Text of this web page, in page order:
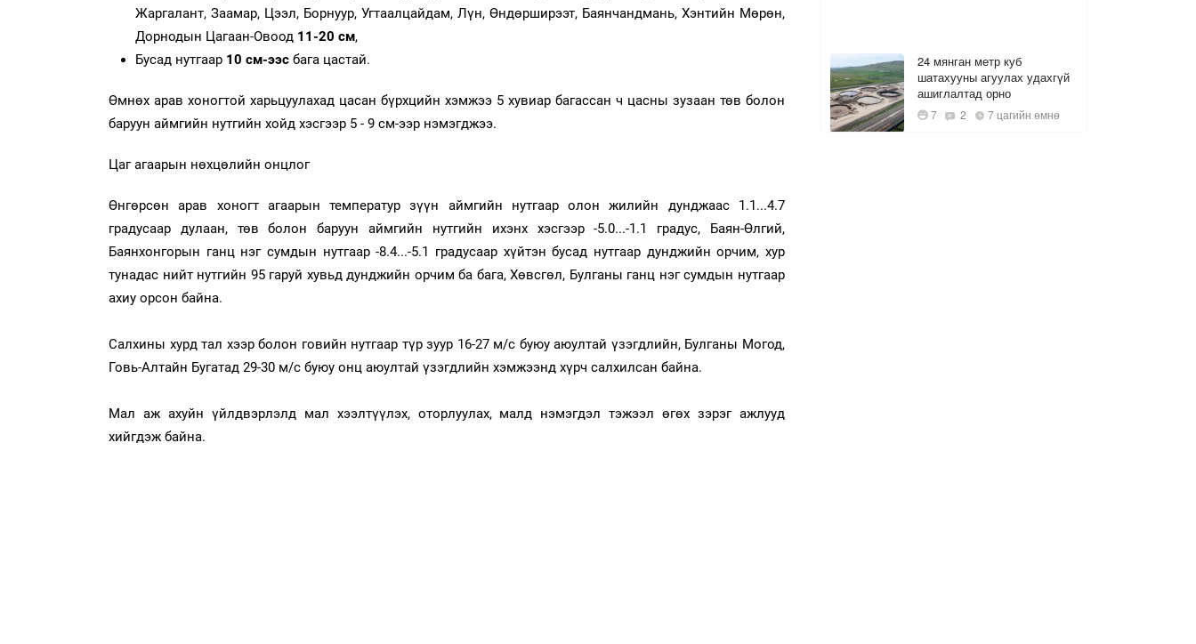
Жаргалант, Заамар, Цээл, Борнуур, Угтаалцайдам, Лүн, Өндөрширээт, Баянчандмань, Хэнтийн Мөрөн,
Дорнодын Цагаан-Овоод 11-20 см,
Бусад нутгаар 10 см-ээс бага цастай.
Өмнөх арав хоногтой харьцуулахад цасан бүрхцийн хэмжээ 5 хувиар багассан ч цасны зузаан төв болон
баруун аймгийн нутгийн хойд хэсгээр 5 - 9 см-ээр нэмэгджээ.
Цаг агаарын нөхцөлийн онцлог
Өнгөрсөн арав хоногт агаарын температур зүүн аймгийн нутгаар олон жилийн дунджаас 1.1...4.7
градусаар дулаан, төв болон баруун аймгийн нутгийн ихэнх хэсгээр -5.0...-1.1 градус, Баян-Өлгий,
Баянхонгорын ганц нэг сумдын нутгаар -8.4...-5.1 градусаар хүйтэн бусад нутгаар дунджийн орчим, хур
тунадас нийт нутгийн 95 гаруй хувьд дунджийн орчим ба бага, Хөвсгөл, Булганы ганц нэг сумдын нутгаар
ахиу орсон байна.
Салхины хурд тал хээр болон говийн нутгаар түр зуур 16-27 м/с буюу аюултай үзэгдлийн, Булганы Могод,
Говь-Алтайн Бугатад 29-30 м/с буюу онц аюултай үзэгдлийн хэмжээнд хүрч салхилсан байна.
Мал аж ахуйн үйлдвэрлэлд мал хээлтүүлэх, оторлуулах, малд нэмэгдэл тэжээл өгөх зэрэг ажлууд
хийгдэж байна.
24 мянган метр куб
шатахууны агуулах удахгүй
ашиглалтад орно
7 2 7 цагийн өмнө